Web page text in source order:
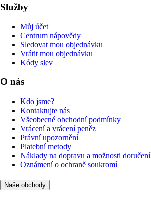
Služby
Můj účet
Centrum nápovědy
Sledovat mou objednávku
Vrátit mou objednávku
Kódy slev
O nás
Kdo jsme?
Kontaktujte nás
Všeobecné obchodní podmínky
Vrácení a vrácení peněz
Právní upozornění
Platební metody
Náklady na dopravu a možnosti doručení
Oznámení o ochraně soukromí
Naše obchody